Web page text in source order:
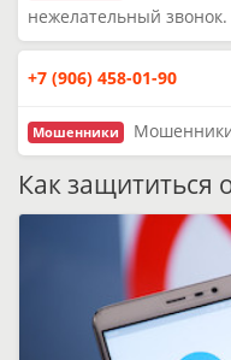
нежелательный
+7 (906) 458-01-90
Мошенники Мошенники
Как